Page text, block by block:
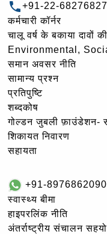
+91-22-68276827
कर्मचारी कॉर्नर
चालू वर्ष के बकाया दावों
Environmental,
समान अवसर नीति
सामान्य प्रश्न
प्रतिपुष्टि
शब्दकोष
गोल्‍डन जुबली फ़ाउंडेशन-
शिकायत निवारण
सहायता
+91-8976862090
स्वास्थ्य बीमा
हाइपरलिंक नीति
अंतर्राष्ट्रीय संचालन